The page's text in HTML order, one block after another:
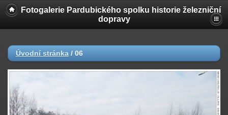
Fotogalerie Pardubického spolku historie železniční
dopravy
Úvodní stránka / 06